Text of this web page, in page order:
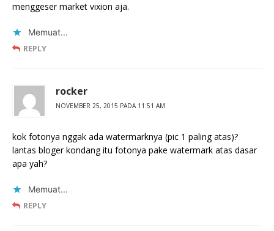
menggeser market vixion aja.
Memuat...
REPLY
rocker
NOVEMBER 25, 2015 PADA 11:51 AM
kok fotonya nggak ada watermarknya (pic 1 paling atas)?
lantas bloger kondang itu fotonya pake watermark atas dasar
apa yah?
Memuat...
REPLY